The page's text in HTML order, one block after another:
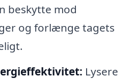
beskytte mod
og forlænge tagets
Lysere